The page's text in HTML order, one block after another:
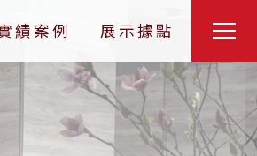
績案例 展示據點